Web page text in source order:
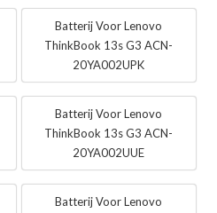
Batterij Voor Lenovo
ThinkBook 13s G3 ACN-
20YA002UPK
Batterij Voor Lenovo
ThinkBook 13s G3 ACN-
20YA002UUE
Batterij Voor Lenovo